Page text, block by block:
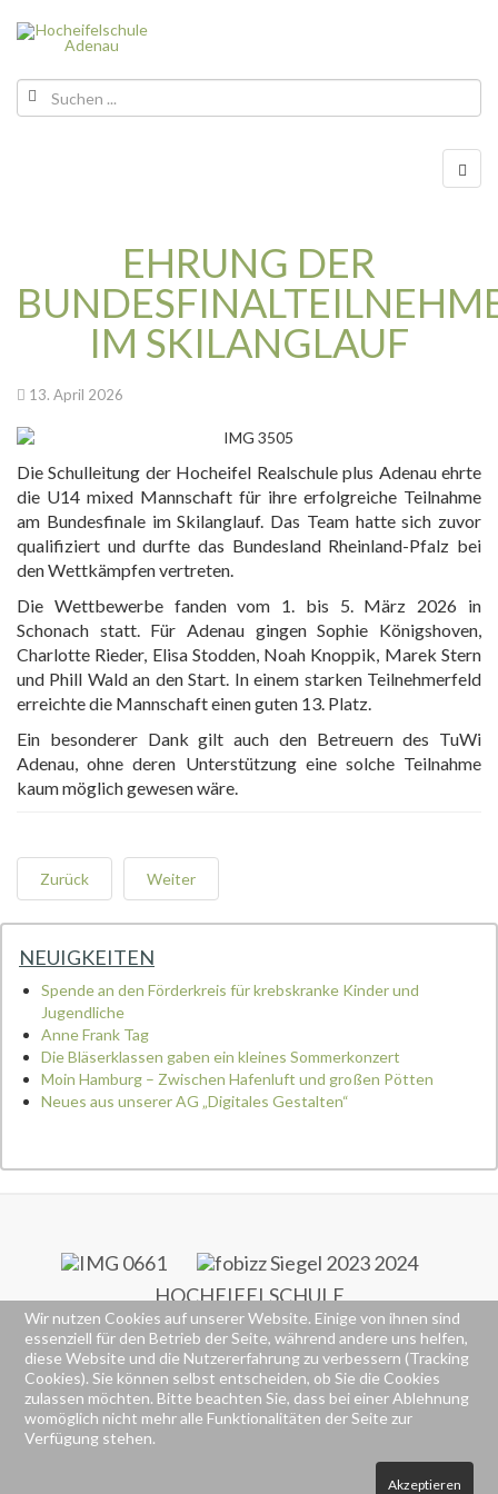
EHRUNG DER
IM SKILANGLAUF
13. April 2026
Die Schulleitung der Hocheifel Realschule plus Adenau ehrte
die U14 mixed Mannschaft für ihre erfolgreiche Teilnahme
am Bundesfinale im Skilanglauf. Das Team hatte sich zuvor
qualifiziert und durfte das Bundesland Rheinland-Pfalz bei
den Wettkämpfen vertreten.
Die Wettbewerbe fanden vom 1. bis 5. März 2026 in
Schonach statt. Für Adenau gingen Sophie Königshoven,
Charlotte Rieder, Elisa Stodden, Noah Knoppik, Marek Stern
und Phill Wald an den Start. In einem starken Teilnehmerfeld
erreichte die Mannschaft einen guten 13. Platz.
Ein besonderer Dank gilt auch den Betreuern des TuWi
Adenau, ohne deren Unterstützung eine solche Teilnahme
kaum möglich gewesen wäre.
Zurück Weiter
NEUIGKEITEN
Spende an den Förderkreis für krebskranke Kinder und
Jugendliche
Anne Frank Tag
Die Bläserklassen gaben ein kleines Sommerkonzert
Moin Hamburg – Zwischen Hafenluft und großen Pötten
Neues aus unserer AG „Digitales Gestalten“
HOCHEIFELSCHULE
RS+ & FOS
Alte Poststraße 77
53518 Adenau
(02691) 92260
(02691) 922626
Wir nutzen Cookies auf unserer Website. Einige von ihnen sind
essenziell für den Betrieb der Seite, während andere uns helfen,
diese Website und die Nutzererfahrung zu verbessern (Tracking
Cookies). Sie können selbst entscheiden, ob Sie die Cookies
zulassen möchten. Bitte beachten Sie, dass bei einer Ablehnung
womöglich nicht mehr alle Funktionalitäten der Seite zur
Verfügung stehen.
Akzeptieren